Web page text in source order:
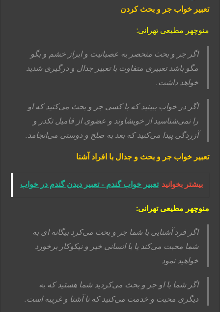
تعبیر خواب جر و بحث کردن
منوچهر مطیعی تهرانی:
اگر جر و بحث منحصر به عصبانیت و ابراز خشم و بگو
مگو باشد تعبیری متفاوت با تعبیر جدال و درگیری شدید
خواهد داشت.
اگر در خواب ببینید که با کسی جر و بحث می‌کنید که او
را نمی‌شناسید از خویشاوند و عضوی از فامیل تکدر و
آزردگی پیدا می‌کنید که بعد به صلح و دوستی می‌انجامد.
تعبیر خواب جر و بحث و جدال با افراد آشنا
بیشتر بخوانید تعبیر خواب گندم - تعبیر دیدن گندم در خواب
منوچهر مطیعی تهرانی:
اگر فرد آشنایی با شما جر و بحث می‌کرد بیگانه ای به
شما محبت می‌کند یا با انسانی خیر و نیکوکار برخورد
خواهید نمود
اگر شما با او جر و بحث می‌کردید شما هستید که به
دیگری محبت و خدمت می‌کنید که نا آشنا و غریبه است.